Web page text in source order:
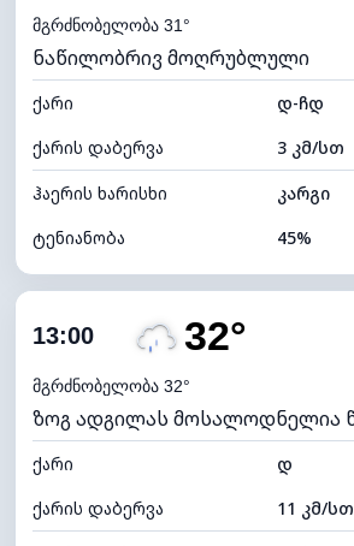
ნამის წერტილი
ხილვადობა
10 კმ
განათების ინდექსი 4
ღრუბლის სიმაღლე 5920 მ
მგრძნობელობა 31°
ნაწილობრივ მოღრუბლული
ქარი
დ-ჩდ
ქარის დაბერვა
3 კმ/სთ
ჰაერის ხარისხი
კარგი
ტენიანობა
45%
ღრუბლიანობა
ნამის წერტილი
ხილვადობა
10 კმ
განათების ინდექსი 7
ღრუბლის სიმაღლე 9840 მ
13:00 32°
მგრძნობელობა 32°
ზოგ ადგილას მოსალოდნელია
ქარი
დ
ქარის დაბერვა
11 კმ/სთ